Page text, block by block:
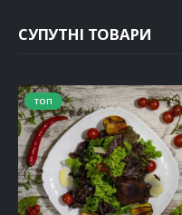
СУПУТНІ ТОВАРИ
ТОП